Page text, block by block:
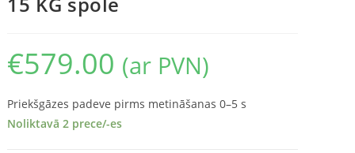
€579.00 (ar PVN)
Priekšgāzes padeve pirms metināšanas 0–5 s
Noliktavā 2 prece/-es